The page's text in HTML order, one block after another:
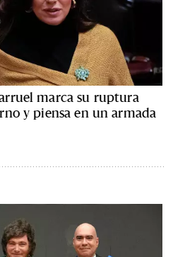
marca su ruptura
y piensa en un armada